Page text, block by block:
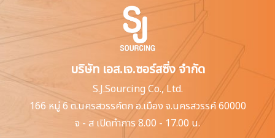
บริษัท เอส.เจ.ซอร์สซิ่ง จำกัด
S.J.Sourcing Co., Ltd.
166 หมู่ 6 ต.นครสวรรค์ตกอ.เมือง จ.นครสวรรค์ 60000
จ - ส เปิดทำการ 8.00 - 17.00 น.